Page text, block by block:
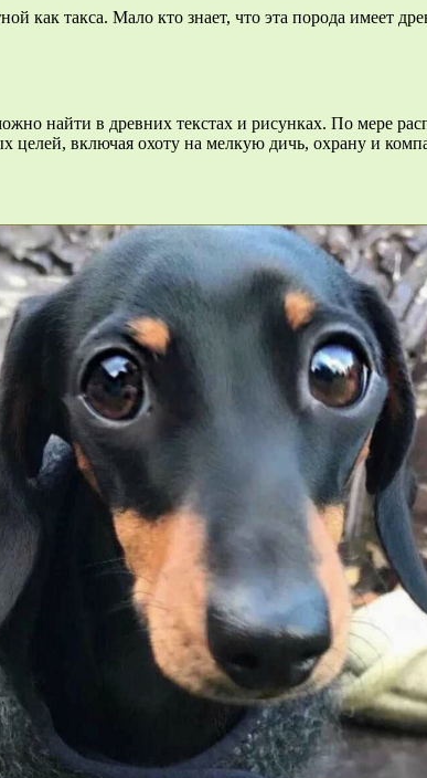
как такса. Мало кто знает, что эта порода имеет
найти в древних текстах и рисунках. По мере
целей, включая охоту на мелкую дичь, охрану и